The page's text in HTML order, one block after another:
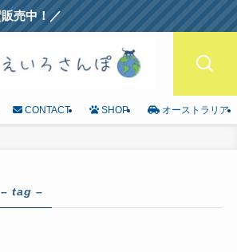
CONTACT SHOP オーストラリア
– tag –